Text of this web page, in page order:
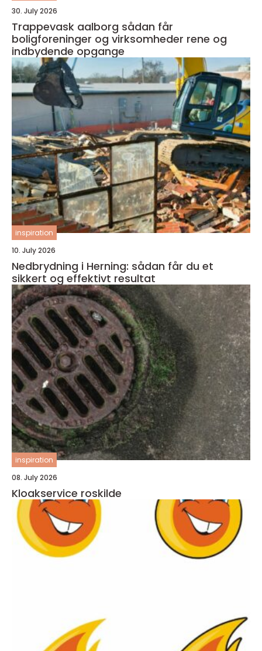
30. July 2026
Trappevask aalborg sådan får
boligforeninger og virksomheder rene og
indbydende opgange
inspiration
10. July 2026
Nedbrydning i Herning: sådan får du et
sikkert og effektivt resultat
inspiration
08. July 2026
Kloakservice roskilde